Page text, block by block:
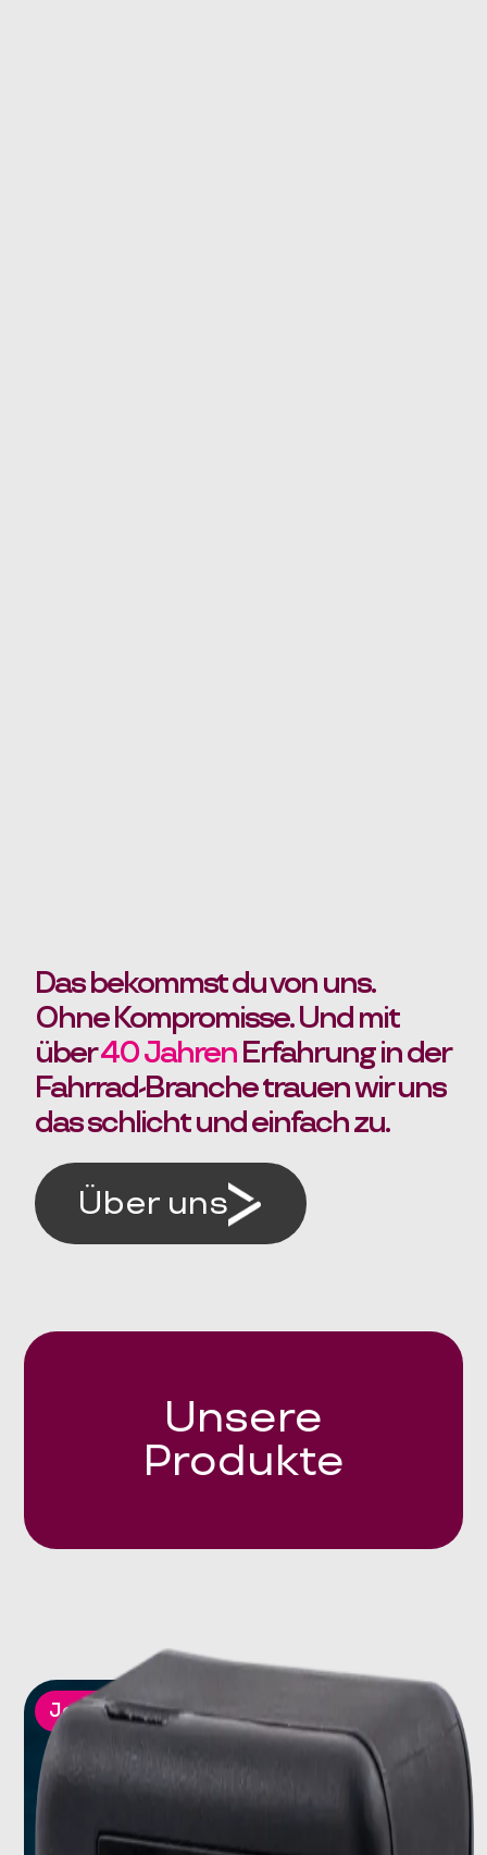
Das bekommst du von uns.
Ohne Kompromisse. Und mit
über40 JahrenErfahrung in der
Fahrrad-Branche trauen wir uns
das schlicht und einfach zu.
Über uns
Unsere
Produkte
Jetzt neu!